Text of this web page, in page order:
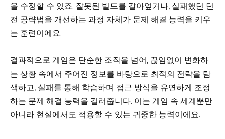
을 수정할 수 있죠. 잘못된 빌드를 갈아엎거나, 실패했던 던
전 공략법을 개선하는 과정 자체가 문제 해결 능력을 키우
는 훈련이에요.
결과적으로 게임은 단순한 조작을 넘어, 끊임없이 변화하
는 상황 속에서 주어진 정보를 바탕으로 최적의 전략을 탐
색하고, 실패를 통해 학습하며 접근 방식을 유연하게 조정
하는 문제 해결 능력을 길러줍니다. 이는 게임 속 세계뿐만
아니라 현실에서도 적용할 수 있는 귀중한 능력이에요.